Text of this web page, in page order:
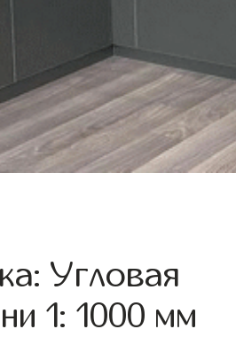
Угловая
1: 1000 мм